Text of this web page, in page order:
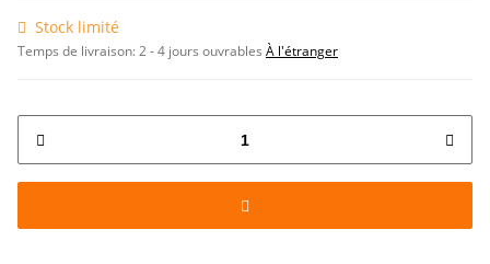
Stock limité
Temps de livraison:2 - 4 jours ouvrables À l'étranger